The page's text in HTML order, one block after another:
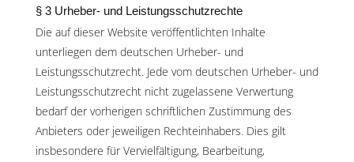
§ 3 Urheber- und Leistungsschutzrechte
Die auf dieser Website veröffentlichten Inhalte
unterliegen dem deutschen Urheber- und
Leistungsschutzrecht. Jede vom deutschen Urheber- und
Leistungsschutzrecht nicht zugelassene Verwertung
bedarf der vorherigen schriftlichen Zustimmung des
Anbieters oder jeweiligen Rechteinhabers. Dies gilt
insbesondere für Vervielfältigung, Bearbeitung,